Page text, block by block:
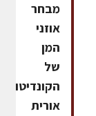
מבחר
אוזני
המן
של
הקונדיטורית
אורית